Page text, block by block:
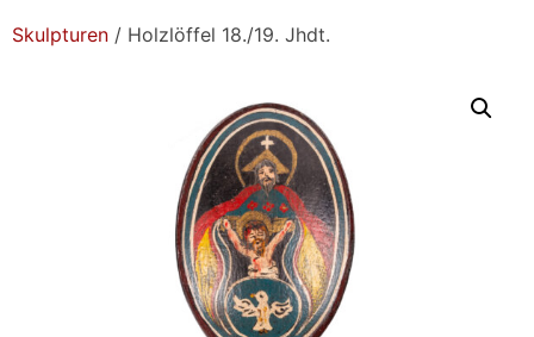
Skulpturen / Holzlöffel 18./19. Jhdt.